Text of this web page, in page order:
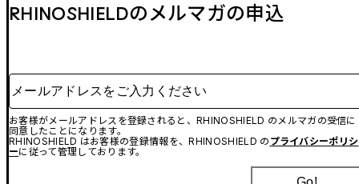
RHINOSHIELDのメルマガの申込
メールアドレスをご入力ください
お客様がメールアドレスを登録されると、RHINOSHIELD のメルマガの受信に
同意したことになります。
RHINOSHIELD はお客様の登録情報を、RHINOSHIELD の プライバシーポリシ
ーに従って管理しております。